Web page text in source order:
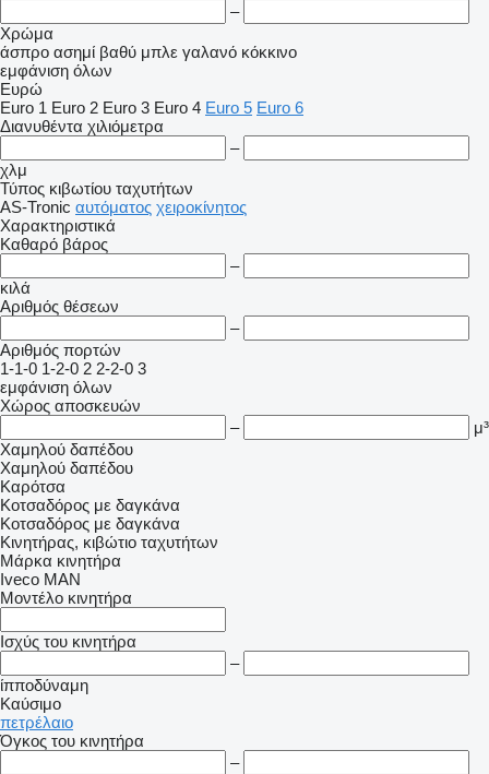
–
Χρώμα
άσπρο ασημί βαθύ μπλε γαλανό κόκκινο
εμφάνιση όλων
Ευρώ
Euro 1 Euro 2 Euro 3 Euro 4 Euro 5 Euro 6
Διανυθέντα χιλιόμετρα
–
χλμ
Τύπος κιβωτίου ταχυτήτων
AS-Tronic αυτόματος χειροκίνητος
Χαρακτηριστικά
Καθαρό βάρος
–
κιλά
Αριθμός θέσεων
–
Αριθμός πορτών
1-1-0 1-2-0 2 2-2-0 3
εμφάνιση όλων
Χώρος αποσκευών
–
μ³
Χαμηλού δαπέδου
Χαμηλού δαπέδου
Καρότσα
Κοτσαδόρος με δαγκάνα
Κοτσαδόρος με δαγκάνα
Κινητήρας, κιβώτιο ταχυτήτων
Μάρκα κινητήρα
Iveco MAN
Μοντέλο κινητήρα
Ισχύς του κινητήρα
–
ίπποδύναμη
Καύσιμο
πετρέλαιο
Όγκος του κινητήρα
–